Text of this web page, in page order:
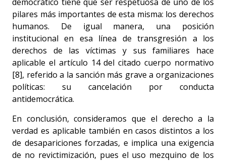
democrático tiene que ser respetuosa de uno de los
pilares más importantes de esta misma: los derechos
humanos. De igual manera, una posición
institucional en esa línea de transgresión a los
derechos de las víctimas y sus familiares hace
aplicable el artículo 14 del citado cuerpo normativo
[8], referido a la sanción más grave a organizaciones
políticas: su cancelación por conducta
antidemocrática.
En conclusión, consideramos que el derecho a la
verdad es aplicable también en casos distintos a los
de desapariciones forzadas, e implica una exigencia
de no revictimización, pues el uso mezquino de los